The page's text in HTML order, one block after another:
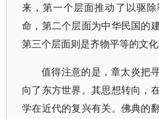
来，第一个层面推动了以驱
命，第二个层面为中华民国的
第三个层面则是齐物平等的文化
值得注意的是，章太炎把
向了东方世界。其思想转向，
学在近代的复兴有关。佛典的